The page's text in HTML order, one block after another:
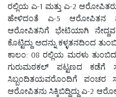
ರಲ್ಲಿಯ ಎ-1 ಮತ್ತು ಎ-2
ಹೇಳಿದಂತೆ ಎ-5 ಆರೋಪಿತನ
ಆರೋಪಿತನಿಗೆ ಭೇಟಿಯಾಗಿ
ಕೊಟ್ಟಿದ್ದು ಅದನ್ನು ಕಳ್ಳತನದಿಂದ
ಕಾಲಂ: 08 ರಲ್ಲಿಯ ಮರಳು ತುಂಬಿದ
ಗುರುಮಠಕಲ್ ಪಟ್ಟಣದ ಕಡೆಗೆ
ಸಿಬ್ಬಂದಿತಯವರೊಂದಿಗೆ ಪಂಚರ
ಆರೋಪಿತನು ಸಿಕ್ಕಿಬಿದ್ದಿದ್ದು ಎ-2